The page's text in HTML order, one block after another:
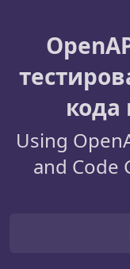
кода
Using
and Code